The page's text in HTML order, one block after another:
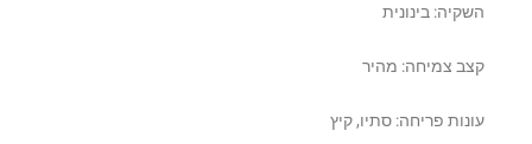
השקיה: בינונית
קצב צמיחה: מהיר
עונות פריחה: סתיו, קיץ